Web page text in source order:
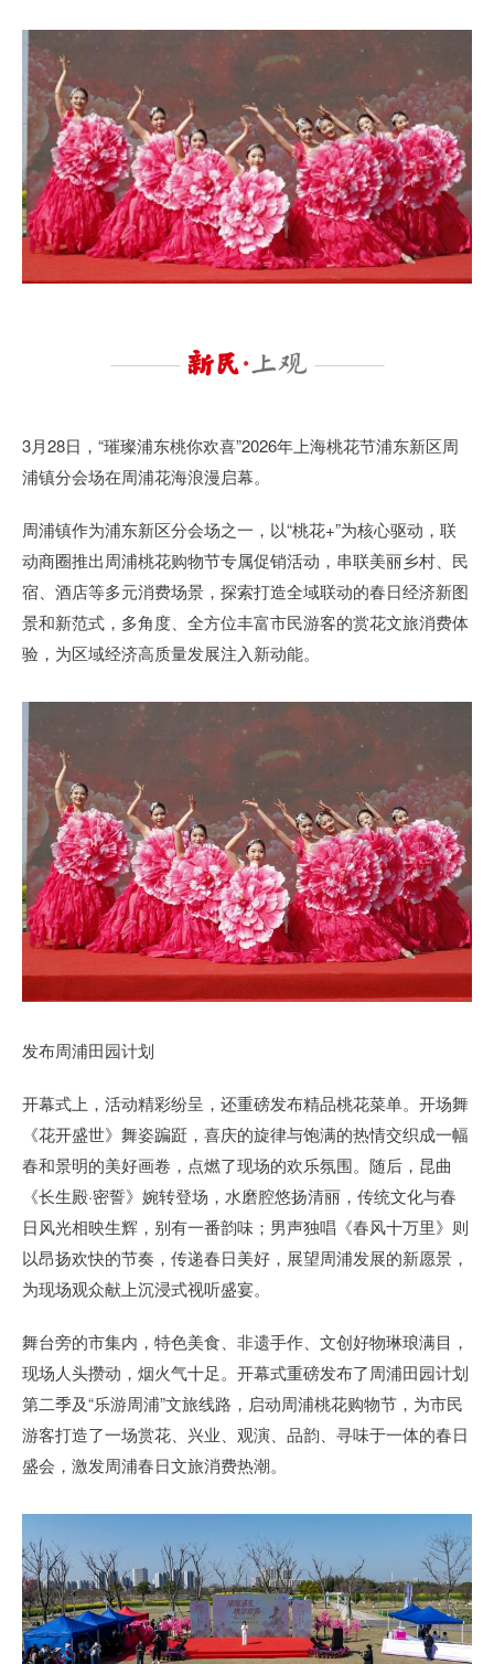
3月28日，“璀璨浦东桃你欢喜”2026年上海桃花节浦东新区周
浦镇分会场在周浦花海浪漫启幕。
周浦镇作为浦东新区分会场之一，以“桃花+”为核心驱动，联
动商圈推出周浦桃花购物节专属促销活动，串联美丽乡村、民
宿、酒店等多元消费场景，探索打造全域联动的春日经济新图
景和新范式，多角度、全方位丰富市民游客的赏花文旅消费体
验，为区域经济高质量发展注入新动能。
发布周浦田园计划
开幕式上，活动精彩纷呈，还重磅发布精品桃花菜单。开场舞
《花开盛世》舞姿蹁跹，喜庆的旋律与饱满的热情交织成一幅
春和景明的美好画卷，点燃了现场的欢乐氛围。随后，昆曲
《长生殿·密誓》婉转登场，水磨腔悠扬清丽，传统文化与春
日风光相映生辉，别有一番韵味；男声独唱《春风十万里》则
以昂扬欢快的节奏，传递春日美好，展望周浦发展的新愿景，
为现场观众献上沉浸式视听盛宴。
舞台旁的市集内，特色美食、非遗手作、文创好物琳琅满目，
现场人头攒动，烟火气十足。开幕式重磅发布了周浦田园计划
第二季及“乐游周浦”文旅线路，启动周浦桃花购物节，为市民
游客打造了一场赏花、兴业、观演、品韵、寻味于一体的春日
盛会，激发周浦春日文旅消费热潮。